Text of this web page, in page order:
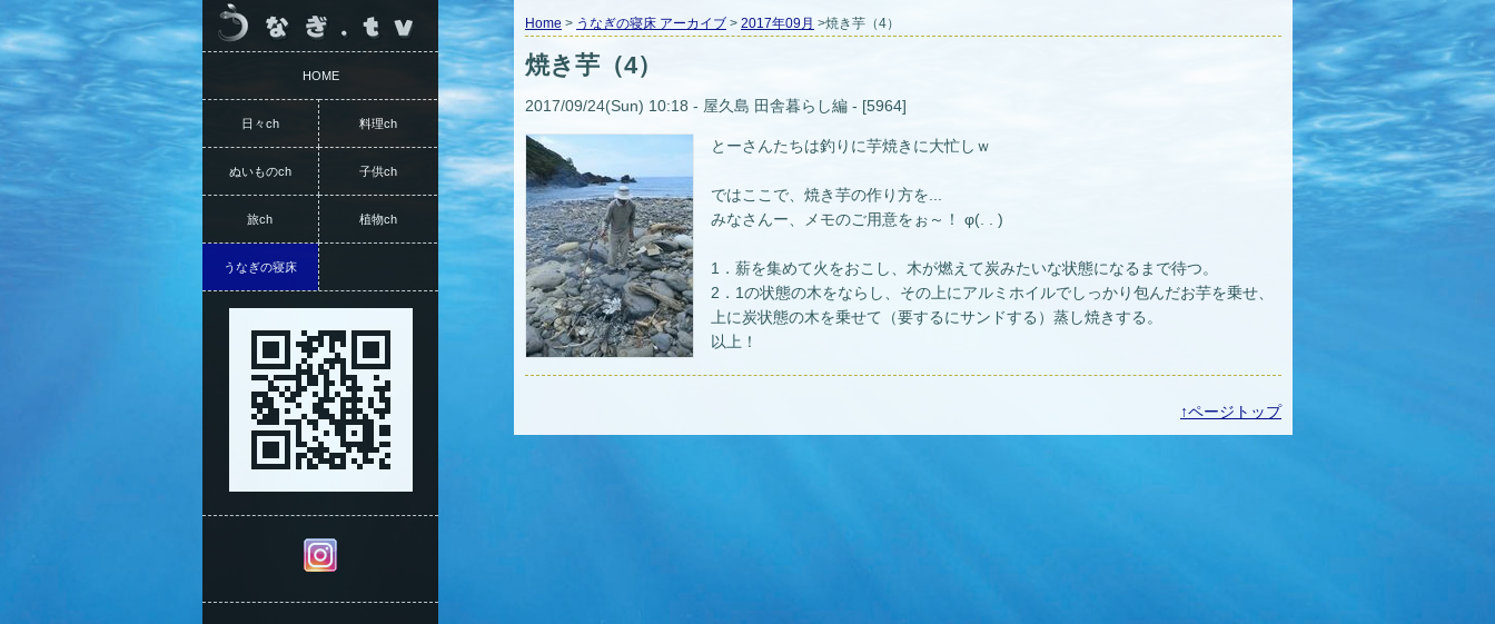
Home > うなぎの寝床 アーカイブ > 2017年09月 >焼き芋（4）
焼き芋（4）
2017/09/24(Sun) 10:18 - 屋久島 田舎暮らし編 - [5964]
とーさんたちは釣りに芋焼きに大忙しｗ
ではここで、焼き芋の作り方を...
みなさんー、メモのご用意をぉ～！ φ(. . )
1．薪を集めて火をおこし、木が燃えて炭みたいな状態になるまで待つ。
2．1の状態の木をならし、その上にアルミホイルでしっかり包んだお芋を乗せ、
上に炭状態の木を乗せて（要するにサンドする）蒸し焼きする。
以上！
↑ページトップ
HOME
日々ch 料理ch
ぬいものch 子供ch
旅ch 植物ch
うなぎの寝床